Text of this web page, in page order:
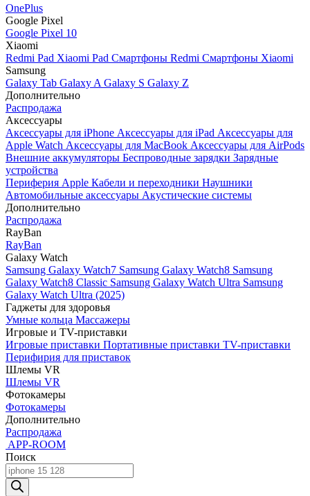
OnePlus
Google Pixel
Google Pixel 10
Xiaomi
Redmi Pad Xiaomi Pad Смартфоны Redmi Смартфоны Xiaomi
Samsung
Galaxy Tab Galaxy A Galaxy S Galaxy Z
Дополнительно
Распродажа
Аксессуары
Аксессуары для iPhone Аксессуары для iPad Аксессуары для
Apple Watch Аксессуары для MacBook Аксессуары для AirPods
Внешние аккумуляторы Беспроводные зарядки Зарядные
устройства
Периферия Apple Кабели и переходники Наушники
Автомобильные аксессуары Акустические системы
Дополнительно
Распродажа
RayBan
RayBan
Galaxy Watch
Samsung Galaxy Watch7 Samsung Galaxy Watch8 Samsung
Galaxy Watch8 Classic Samsung Galaxy Watch Ultra Samsung
Galaxy Watch Ultra (2025)
Гаджеты для здоровья
Умные кольца Массажеры
Игровые и TV-приставки
Игровые приставки Портативные приставки TV-приставки
Перифирия для приставок
Шлемы VR
Шлемы VR
Фотокамеры
Фотокамеры
Дополнительно
Распродажа
APP-ROOM
Поиск
Поиск
товаров